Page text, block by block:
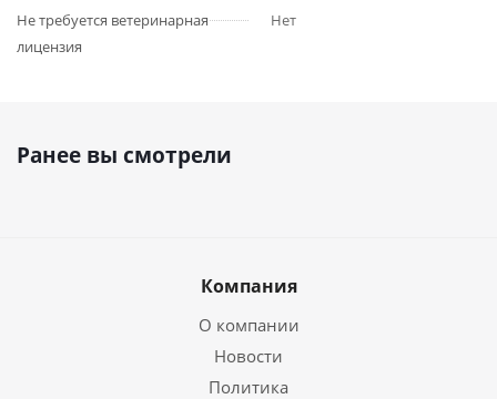
Не требуется ветеринарная
лицензия
Нет
Ранее вы смотрели
Компания
О компании
Новости
Политика